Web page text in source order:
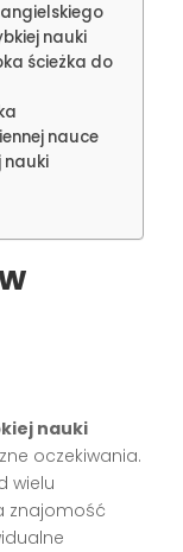
nauki
ścieżka do
nauce
nauki
nauki
oczekiwania.
wielu
znajomość